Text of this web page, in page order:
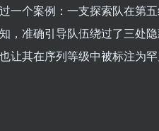
一个案例：一支探索队在第
，准确引导队伍绕过了三处
让其在序列等级中被标注为罕